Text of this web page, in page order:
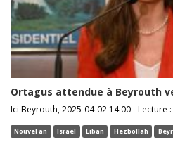
Ortagus attendue à Beyrouth
Ici Beyrouth, 2025-04-02 14:00 - Lecture
Nouvel an Israël Liban Hezbollah